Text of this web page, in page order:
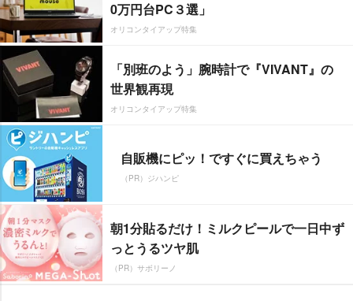
0万円台PC３選」
オリコンタイアップ特集
「別班のよう」腕時計で『VIVANT』の
世界観再現
オリコンタイアップ特集
自販機にピッ！ですぐに買えちゃう
（PR）ジハンピ
朝1分貼るだけ！ミルクピールで一日中ず
っとうるツヤ肌
（PR）サボリーノ